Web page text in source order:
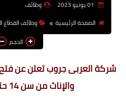
وظائف
الصفحة الرئيسية
وظائف القطاع
الحجم
شركة العربى جروب تعلن عن فتح
والإناث من سن 14 حتى 23 سنة